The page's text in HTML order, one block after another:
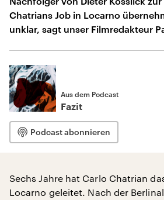
Chatrians Job in Locarno
unklar, sagt unser Filmredakteur
Aus dem Podcast
Fazit
Podcast abonnieren
Sechs Jahre hat Carlo Chatrian
Locarno geleitet. Nach der